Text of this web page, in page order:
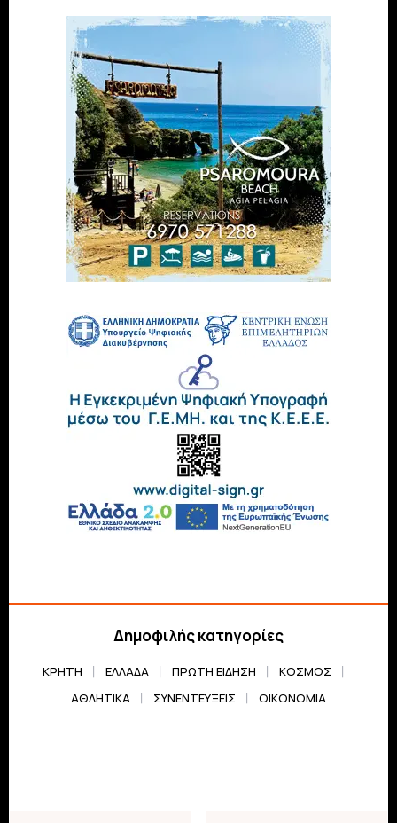
Δημοφιλής κατηγορίες
ΚΡΗΤΗ ΕΛΛΆΔΑ ΠΡΏΤΗ ΕΊΔΗΣΗ
ΚΌΣΜΟΣ
ΑΘΛΗΤΙΚΆ
ΣΥΝΕΝΤΕΎΞΕΙΣ ΟΙΚΟΝΟΜΊΑ